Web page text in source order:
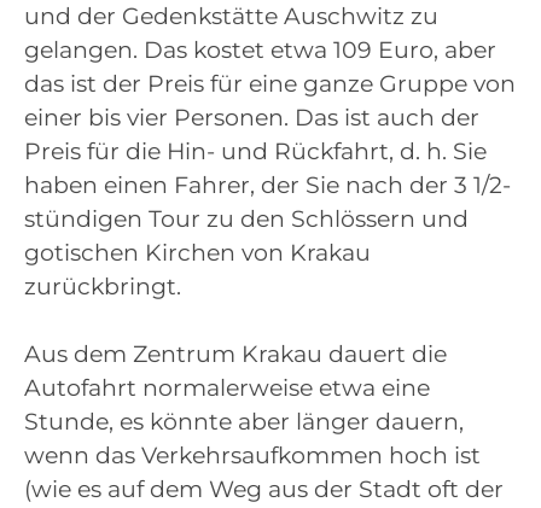
und der Gedenkstätte Auschwitz zu
gelangen. Das kostet etwa 109 Euro, aber
das ist der Preis für eine ganze Gruppe von
einer bis vier Personen. Das ist auch der
Preis für die Hin- und Rückfahrt, d. h. Sie
haben einen Fahrer, der Sie nach der 3 1/2-
stündigen Tour zu den Schlössern und
gotischen Kirchen von Krakau
zurückbringt.
Aus dem Zentrum Krakau dauert die
Autofahrt normalerweise etwa eine
Stunde, es könnte aber länger dauern,
wenn das Verkehrsaufkommen hoch ist
(wie es auf dem Weg aus der Stadt oft der